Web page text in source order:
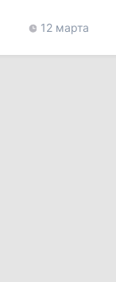
12 марта